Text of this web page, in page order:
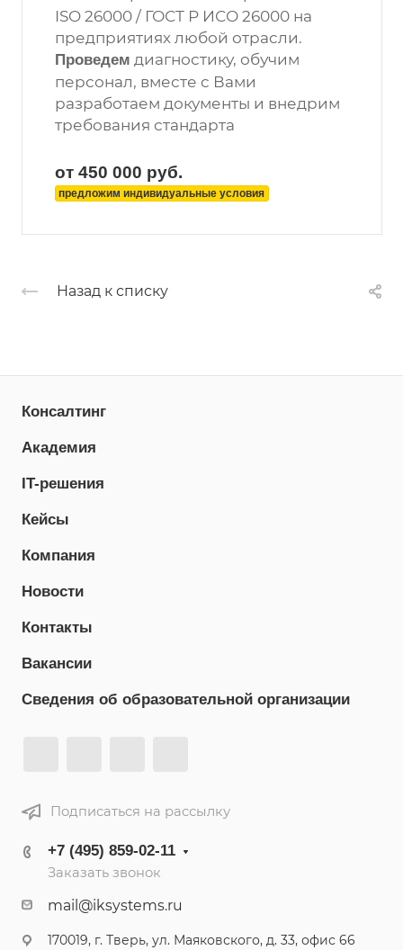
ISO 26000 / ГОСТ Р ИСО 26000 на
предприятиях любой отрасли.
Проведем диагностику, обучим
персонал, вместе с Вами
разработаем документы и внедрим
требования стандарта
от 450 000 руб.
предложим индивидуальные условия
Назад к списку
Консалтинг
Академия
IT-решения
Кейсы
Компания
Новости
Контакты
Вакансии
Сведения об образовательной организации
Подписаться на рассылку
+7 (495) 859-02-11
Заказать звонок
mail@iksystems.ru
170019, г. Тверь, ул. Маяковского, д. 33, офис 66